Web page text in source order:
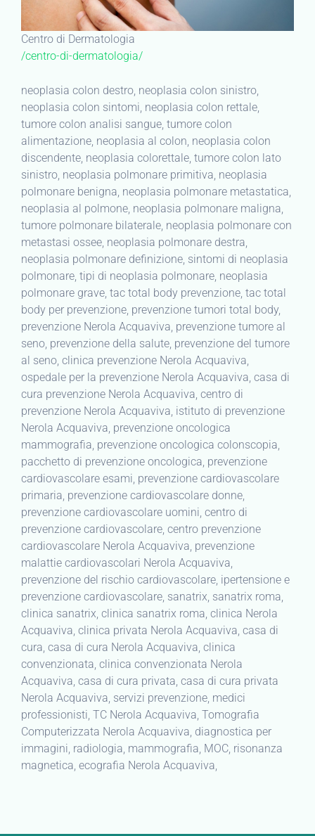
Centro di Dermatologia
/centro-di-dermatologia/
neoplasia colon destro, neoplasia colon sinistro,
neoplasia colon sintomi, neoplasia colon rettale,
tumore colon analisi sangue, tumore colon
alimentazione, neoplasia al colon, neoplasia colon
discendente, neoplasia colorettale, tumore colon lato
sinistro, neoplasia polmonare primitiva, neoplasia
polmonare benigna, neoplasia polmonare metastatica,
neoplasia al polmone, neoplasia polmonare maligna,
tumore polmonare bilaterale, neoplasia polmonare con
metastasi ossee, neoplasia polmonare destra,
neoplasia polmonare definizione, sintomi di neoplasia
polmonare, tipi di neoplasia polmonare, neoplasia
polmonare grave, tac total body prevenzione, tac total
body per prevenzione, prevenzione tumori total body,
prevenzione Nerola Acquaviva, prevenzione tumore al
seno, prevenzione della salute, prevenzione del tumore
al seno, clinica prevenzione Nerola Acquaviva,
ospedale per la prevenzione Nerola Acquaviva, casa di
cura prevenzione Nerola Acquaviva, centro di
prevenzione Nerola Acquaviva, istituto di prevenzione
Nerola Acquaviva, prevenzione oncologica
mammografia, prevenzione oncologica colonscopia,
pacchetto di prevenzione oncologica, prevenzione
cardiovascolare esami, prevenzione cardiovascolare
primaria, prevenzione cardiovascolare donne,
prevenzione cardiovascolare uomini, centro di
prevenzione cardiovascolare, centro prevenzione
cardiovascolare Nerola Acquaviva, prevenzione
malattie cardiovascolari Nerola Acquaviva,
prevenzione del rischio cardiovascolare, ipertensione e
prevenzione cardiovascolare, sanatrix, sanatrix roma,
clinica sanatrix, clinica sanatrix roma, clinica Nerola
Acquaviva, clinica privata Nerola Acquaviva, casa di
cura, casa di cura Nerola Acquaviva, clinica
convenzionata, clinica convenzionata Nerola
Acquaviva, casa di cura privata, casa di cura privata
Nerola Acquaviva, servizi prevenzione, medici
professionisti, TC Nerola Acquaviva, Tomografia
Computerizzata Nerola Acquaviva, diagnostica per
immagini, radiologia, mammografia, MOC, risonanza
magnetica, ecografia Nerola Acquaviva,